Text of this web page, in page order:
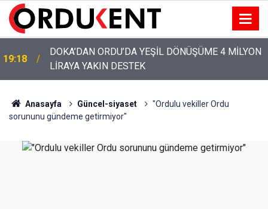
12:46
YENİ PARTİ’NİN ORDU’DAKİ 69 KİŞİLİK KURUCU
KADROSU AÇIKLANDI
Anasayfa Güncel-siyaset
"Ordulu vekiller Ordu
sorununu gündeme getirmiyor"